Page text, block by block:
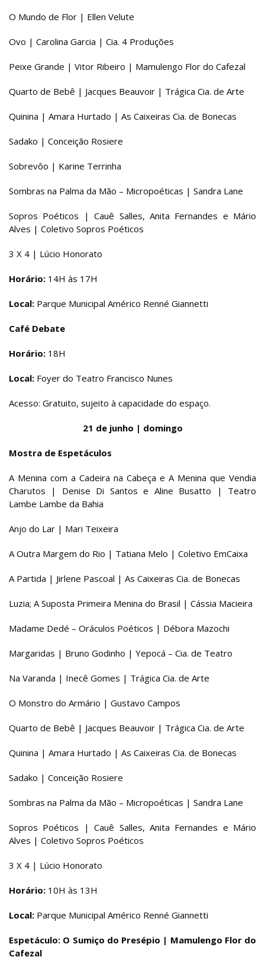
O Mundo de Flor | Ellen Velute
Ovo | Carolina Garcia | Cia. 4 Produções
Peixe Grande | Vitor Ribeiro | Mamulengo Flor do Cafezal
Quarto de Bebê | Jacques Beauvoir | Trágica Cia. de Arte
Quinina | Amara Hurtado | As Caixeiras Cia. de Bonecas
Sadako | Conceição Rosiere
Sobrevôo | Karine Terrinha
Sombras na Palma da Mão – Micropoéticas | Sandra Lane
Sopros Poéticos | Cauê Salles, Anita Fernandes e Mário
Alves | Coletivo Sopros Poéticos
3 X 4 | Lúcio Honorato
Horário: 14H às 17H
Local: Parque Municipal Américo Renné Giannetti
Café Debate
Horário: 18H
Local: Foyer do Teatro Francisco Nunes
Acesso: Gratuito, sujeito à capacidade do espaço.
21 de junho | domingo
Mostra de Espetáculos
A Menina com a Cadeira na Cabeça e A Menina que Vendia
Charutos | Denise Di Santos e Aline Busatto | Teatro
Lambe Lambe da Bahia
Anjo do Lar | Mari Teixeira
A Outra Margem do Rio | Tatiana Melo | Coletivo EmCaixa
A Partida | Jirlene Pascoal | As Caixeiras Cia. de Bonecas
Luzia; A Suposta Primeira Menina do Brasil | Cássia Macieira
Madame Dedé – Oráculos Poéticos | Débora Mazochi
Margaridas | Bruno Godinho | Yepocá – Cia. de Teatro
Na Varanda | Inecê Gomes | Trágica Cia. de Arte
O Monstro do Armário | Gustavo Campos
Quarto de Bebê | Jacques Beauvoir | Trágica Cia. de Arte
Quinina | Amara Hurtado | As Caixeiras Cia. de Bonecas
Sadako | Conceição Rosiere
Sombras na Palma da Mão – Micropoéticas | Sandra Lane
Sopros Poéticos | Cauê Salles, Anita Fernandes e Mário
Alves | Coletivo Sopros Poéticos
3 X 4 | Lúcio Honorato
Horário: 10H às 13H
Local: Parque Municipal Américo Renné Giannetti
Espetáculo: O Sumiço do Presépio | Mamulengo Flor do
Cafezal